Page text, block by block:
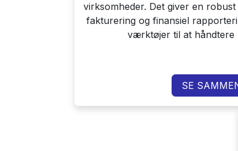
virksomheder. Det giver en
fakturering og finansiel
værktøjer til at håndtere
SE